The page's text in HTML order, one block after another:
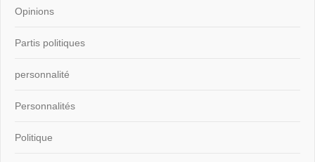
Opinions
Partis politiques
personnalité
Personnalités
Politique